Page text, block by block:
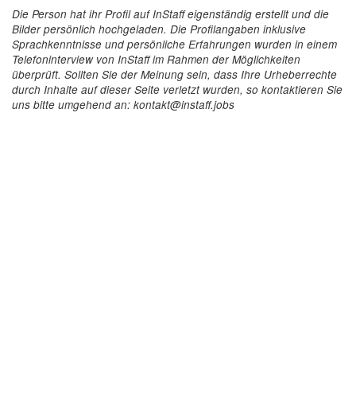
Die Person hat ihr Profil auf InStaff eigenständig erstellt und die
Bilder persönlich hochgeladen. Die Profilangaben inklusive
Sprachkenntnisse und persönliche Erfahrungen wurden in einem
Telefoninterview von InStaff im Rahmen der Möglichkeiten
überprüft. Sollten Sie der Meinung sein, dass Ihre Urheberrechte
durch Inhalte auf dieser Seite verletzt wurden, so kontaktieren Sie
uns bitte umgehend an: kontakt@instaff.jobs